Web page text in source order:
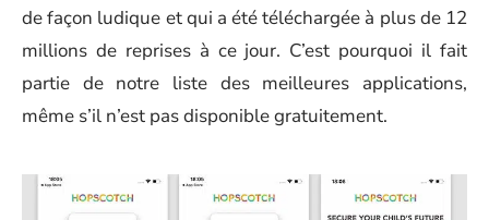
de façon ludique et qui a été téléchargée à plus de 12
millions de reprises à ce jour. C’est pourquoi il fait
partie de notre liste des meilleures applications,
même s’il n’est pas disponible gratuitement.